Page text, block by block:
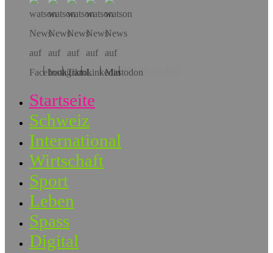
Hol dir die App!
Startseite
Schweiz
International
Wirtschaft
Sport
Leben
Spass
Digital